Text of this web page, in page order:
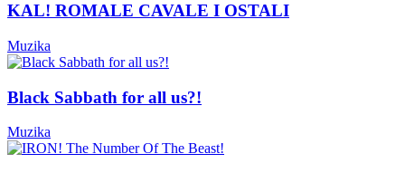
KAL! ROMALE CAVALE I OSTALI
Muzika
Black Sabbath for all us?!
Muzika